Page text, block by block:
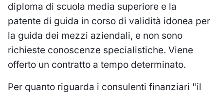
diploma di scuola media superiore e la
patente di guida in corso di validità idonea per
la guida dei mezzi aziendali, e non sono
richieste conoscenze specialistiche. Viene
offerto un contratto a tempo determinato.
Per quanto riguarda i consulenti finanziari "il